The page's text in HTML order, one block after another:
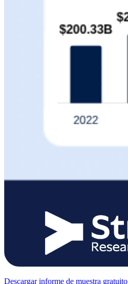
Descargar informe de muestra gratuito